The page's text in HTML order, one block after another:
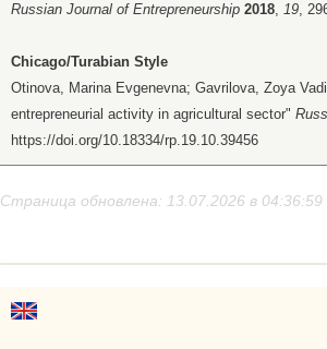
Russian Journal of Entrepreneurship 2018, 19,
Chicago/Turabian Style
Otinova, Marina Evgenevna; Gavrilova, Zoya
entrepreneurial activity in agricultural sector"
https://doi.org/10.18334/rp.19.10.39456
Страница обновлена: 13.07.2026 в 04:36:59